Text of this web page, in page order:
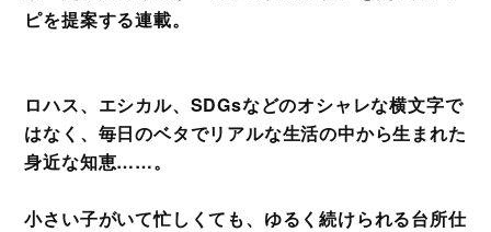
ピを提案する連載。
ロハス、エシカル、SDGsなどのオシャレな横文字で
はなく、毎日のベタでリアルな生活の中から生まれた
身近な知恵……。
小さい子がいて忙しくても、ゆるく続けられる台所仕